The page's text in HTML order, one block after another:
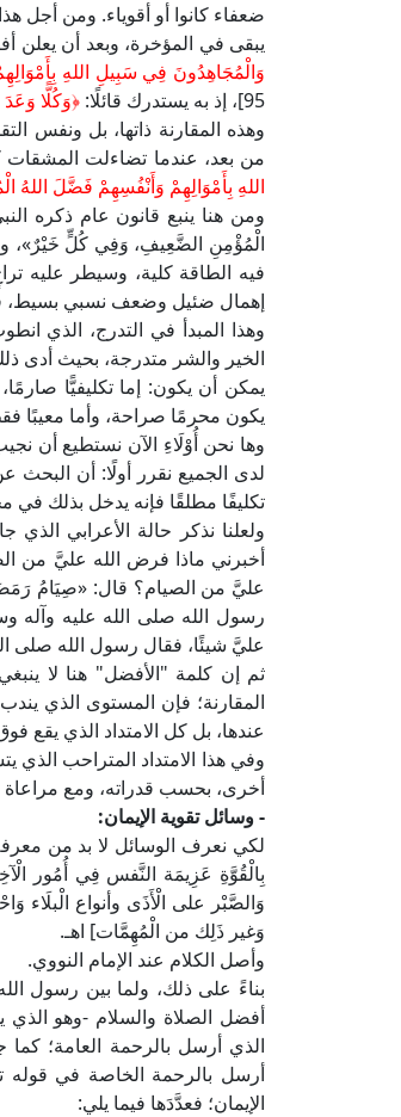
ضعفاء كانوا أو أقوياء. ومن أجل
يبقى في المؤخرة، وبعد أن يعلن
وَالْمُجَاهِدُونَ فِي سَبِيلِ اللهِ
95]، إذ به يستدرك قائلًا:
﴿وَكُلًّا
وهذه المقارنة ذاتها، بل ونفس
من بعد، عندما تضاءلت المشقات
اللهِ بِأَمْوَالِهِمْ وَأَنْفُسِهِمْ فَضَّلَ اللهُ
ومن هنا ينبع قانون عام ذكره
الْمُؤْمِنِ الضَّعِيفِ، وَفِي كُلٍّ خَيْرٌ»،
فيه الطاقة كلية، وسيطر عليه
إهمال ضئيل وضعف نسبي بسيط،
وهذا المبدأ في التدرج، الذي
الخير والشر متدرجة، بحيث أدى
يمكن أن يكون: إما تكليفيًّا
يكون محرمًا صراحة، وأما معيبًا
وها نحن أُوْلَاءِ الآن نستطيع أن
لدى الجميع نقرر أولًا: أن البحث
تكليفًا مطلقًا فإنه يدخل بذلك في
ولعلنا نذكر حالة الأعرابي
أخبرني ماذا فرض الله عليَّ من
عليَّ من الصيام؟ قال: «صِيَامُ
رسول الله صلى الله عليه وآله
عليَّ شيئًا، فقال رسول الله صلى
ثم إن كلمة "الأفضل" هنا لا
المقارنة؛ فإن المستوى الذي
عندها، بل كل الامتداد الذي يقع
وفي هذا الامتداد المتراحب
أخرى، بحسب قدراته، ومع مراعاة
- وسائل تقوية الإيمان:
لكي نعرف الوسائل لا بد من معرفة
بِالْقُوَّةِ عَزِيمَة النَّفس فِي أُمُور
وَالصَّبْر على الْأَذَى وأنواع
وَغير ذَلِك من الْمُهِمَّات] اهـ.
وأصل الكلام عند الإمام النووي.
بناءً على ذلك، ولما بين رسول
أفضل الصلاة والسلام -وهو
الذي أرسل بالرحمة العامة؛
أرسل بالرحمة الخاصة في قوله
الإيمان؛ فعدَّدَها فيما يلي: